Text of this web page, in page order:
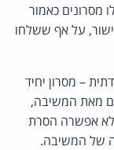
מסרונים כאמור
האישור, על אף ששלחו
– מסרון יחיד
מאת המשיבה,
אפשרה הסרת
של המשיבה.